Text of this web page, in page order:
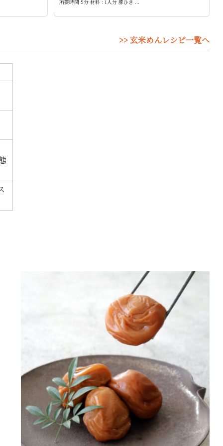
所要時間 5分 材料 : 1人分 豚ひき ...
>> 玄米めんレシピ一覧へ